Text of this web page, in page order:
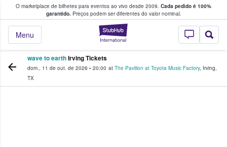
O marketplace de bilhetes para eventos ao vivo desde 2009. Cada pedido é 100%
garantido.Preços podem ser diferentes do valor nominal.
StubHub – onde
Menu
fãs compram e vendem bilhetes
wave to earthIrving Tickets
dom., 11 de out. de 2026 • 20:00 at The Pavilion at Toyota Music Factory, Irving,
TX